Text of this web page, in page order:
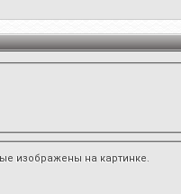
изображены на картинке.